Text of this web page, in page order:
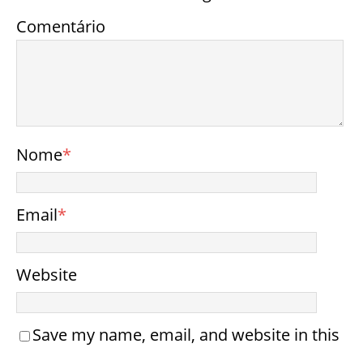
Comentário
Nome*
Email*
Website
Save my name, email, and website in this